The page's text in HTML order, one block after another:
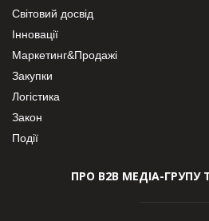
Світовий досвід
Інновації
Маркетинг&Продажі
Закупки
Логістика
Закон
Події
ПРО В2В МЕДІА-ГРУПУ